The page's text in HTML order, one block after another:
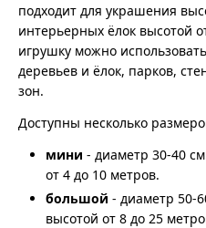
подходит для украшения
интерьерных ёлок высотой
игрушку можно
деревьев и ёлок, парков,
зон.
Доступны несколько
мини - диаметр 30-40
от 4 до 10 метров.
большой - диаметр 50-
высотой от 8 до 25